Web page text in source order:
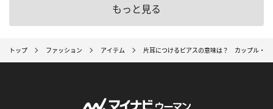
もっと見る
トップ ファッション アイテム 片耳につけるピアスの意味は？ カップル・男